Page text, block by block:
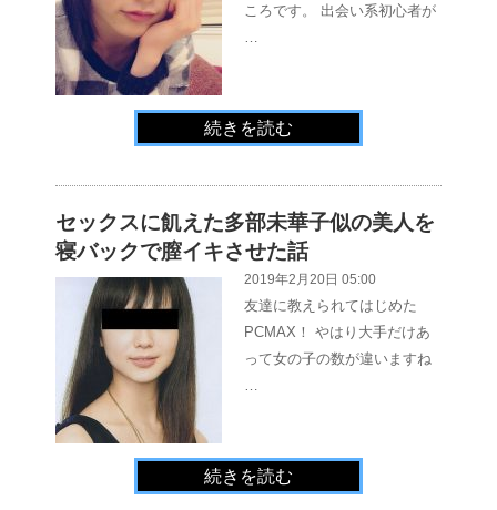
ころです。 出会い系初心者が
続きを読む
セックスに飢えた多部未華子似の美人を
寝バックで膣イキさせた話
2019年2月20日 05:00
友達に教えられてはじめた
PCMAX！ やはり大手だけあ
って女の子の数が違いますね
続きを読む